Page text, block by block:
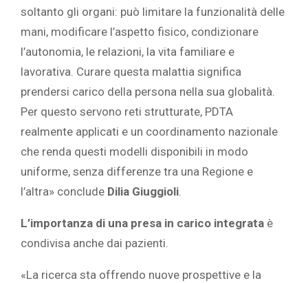
soltanto gli organi: può limitare la funzionalità delle
mani, modificare l’aspetto fisico, condizionare
l’autonomia, le relazioni, la vita familiare e
lavorativa. Curare questa malattia significa
prendersi carico della persona nella sua globalità.
Per questo servono reti strutturate, PDTA
realmente applicati e un coordinamento nazionale
che renda questi modelli disponibili in modo
uniforme, senza differenze tra una Regione e
l’altra» conclude Dilia Giuggioli.
L’importanza di una presa in carico integrata è
condivisa anche dai pazienti.
«La ricerca sta offrendo nuove prospettive e la